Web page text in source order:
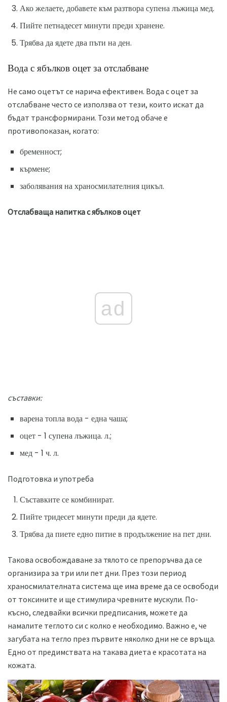
Ако желаете, добавете към разтвора супена лъжица мед.
Пийте петнадесет минути преди хранене.
Трябва да ядете два пъти на ден.
Вода с ябълков оцет за отслабване
Не само оцетът се нарича ефективен. Вода с оцет за
отслабване често се използва от тези, които искат да
бъдат трансформирани. Този метод обаче е
противопоказан, когато:
бременност;
кърмене;
заболявания на храносмилателния цикъл.
Отслабваща напитка с ябълков оцет
ad
съставки:
варена топла вода - една чаша;
оцет - 1 супена лъжица. л.;
мед - 1 ч. л.
Подготовка и употреба
Съставките се комбинират.
Пийте тридесет минути преди да ядете.
Трябва да пиете едно питие в продължение на пет дни.
Такова освобождаване за тялото се препоръчва да се
организира за три или пет дни. През този период
храносмилателната система ще има време да се освободи
от токсините и ще стимулира чревните мускули. По-
късно, следвайки всички предписания, можете да
намалите теглото си с колко е необходимо. Важно е, че
загубата на тегло през първите няколко дни не се връща.
Едно от предимствата на такава диета е красотата на
кожата.